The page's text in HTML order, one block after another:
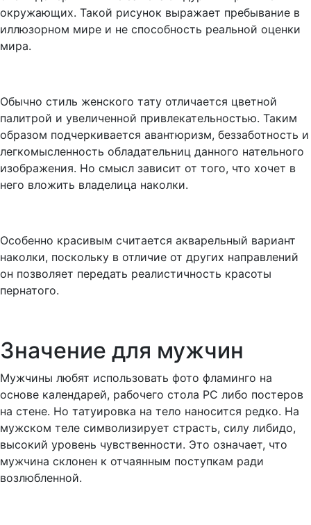
окружающих. Такой рисунок выражает пребывание в
иллюзорном мире и не способность реальной оценки
мира.
Обычно стиль женского тату отличается цветной
палитрой и увеличенной привлекательностью. Таким
образом подчеркивается авантюризм, беззаботность и
легкомысленность обладательниц данного нательного
изображения. Но смысл зависит от того, что хочет в
него вложить владелица наколки.
Особенно красивым считается акварельный вариант
наколки, поскольку в отличие от других направлений
он позволяет передать реалистичность красоты
пернатого.
Значение для мужчин
Мужчины любят использовать фото фламинго на
основе календарей, рабочего стола PC либо постеров
на стене. Но татуировка на тело наносится редко. На
мужском теле символизирует страсть, силу либидо,
высокий уровень чувственности. Это означает, что
мужчина склонен к отчаянным поступкам ради
возлюбленной.